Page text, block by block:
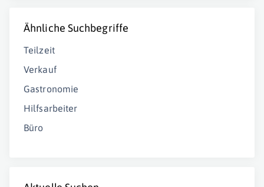
Ähnliche Suchbegriffe
Teilzeit
Verkauf
Gastronomie
Hilfsarbeiter
Büro